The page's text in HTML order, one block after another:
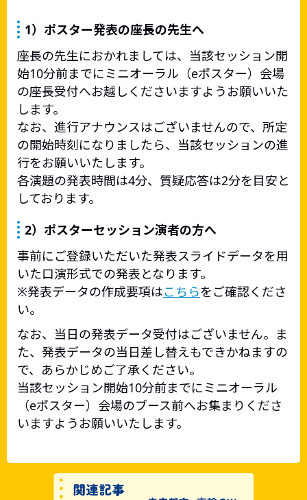
1）ポスター発表の座長の先生へ
座長の先生におかれましては、当該セッション開
始10分前までにミニオーラル（eポスター）会場
の座長受付へお越しくださいますようお願いいた
します。
なお、進行アナウンスはございませんので、所定
の開始時刻になりましたら、当該セッションの進
行をお願いいたします。
各演題の発表時間は4分、質疑応答は2分を目安と
しております。
2）ポスターセッション演者の方へ
事前にご登録いただいた発表スライドデータを用
いた口演形式での発表となります。
※発表データの作成要項はこちらをご確認くださ
い。
なお、当日の発表データ受付はございません。ま
た、発表データの当日差し替えもできかねますの
で、あらかじめご了承ください。
当該セッション開始10分前までにミニオーラル
（eポスター）会場のブース前へお集まりくださ
いますようお願いいたします。